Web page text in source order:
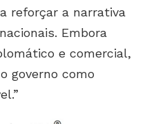
reforçar a narrativa
Embora
e comercial,
governo como